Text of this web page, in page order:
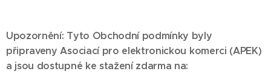
Upozornění: Tyto Obchodní podmínky byly
připraveny Asociací pro elektronickou komerci (APEK)
a jsou dostupné ke stažení zdarma na: